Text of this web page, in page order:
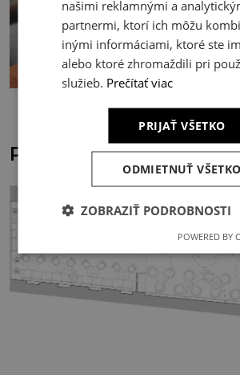
Plan
našimi reklamnými a
partnermi, ktorí ich môžu
inými informáciami, ktoré ste
alebo ktoré zhromaždili pri
služieb. Prečítať viac
PRIJAŤ VŠETKO
ODMIETNUŤ VŠETKO
ZOBRAZIŤ PODROBNOSTI
POWERED BY